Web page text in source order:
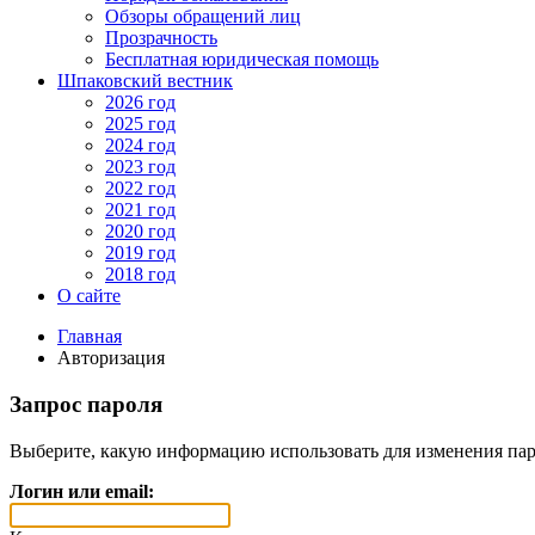
Обзоры обращений лиц
Прозрачность
Бесплатная юридическая помощь
Шпаковский вестник
2026 год
2025 год
2024 год
2023 год
2022 год
2021 год
2020 год
2019 год
2018 год
О сайте
Главная
Авторизация
Запрос пароля
Выберите, какую информацию использовать для изменения
Логин или email: